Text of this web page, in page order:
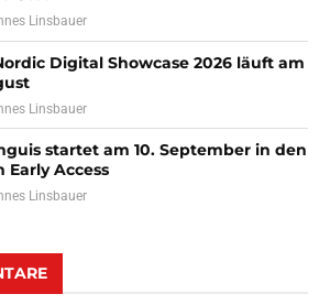
Linsbauer
Digital Showcase 2026 läuft am
Linsbauer
startet am 10. September in den
Early Access
Linsbauer